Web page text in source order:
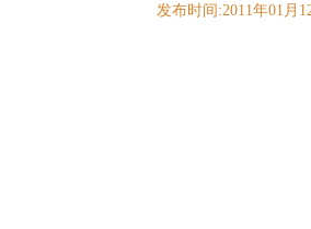
发布时间:2011年01月